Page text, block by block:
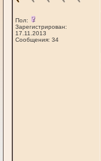
Пол:
Зарегистрирован:
17.11.2013
Сообщения: 34